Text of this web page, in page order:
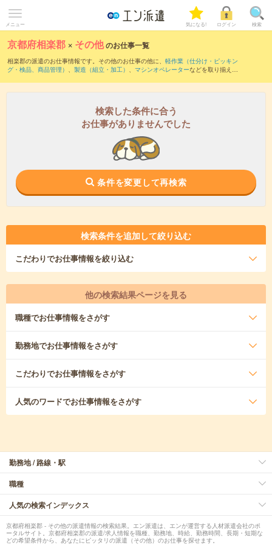
メニュー 気になる! ログイン 検索
京都府相楽郡 × その他のお仕事一覧
相楽郡の派遣のお仕事情報です。その他のお仕事の他に、 軽作業（仕分け・ピッキン
グ・検品、商品管理） 、 製造（組立・加工） 、 マシンオペレーターなどを取り揃えて
検索した条件に合う
お仕事がありませんでした
条件を変更して再検索
検索条件を追加して絞り込む
こだわりでお仕事情報を絞り込む
他の検索結果ページを見る
職種でお仕事情報をさがす
勤務地でお仕事情報をさがす
こだわりでお仕事情報をさがす
人気のワードでお仕事情報をさがす
勤務地 / 路線・駅
職種
人気の検索インデックス
京都府相楽郡 - その他の派遣情報の検索結果。エン派遣は、エンが運営する人材派遣会社のポ
ータルサイト。京都府相楽郡の派遣/求人情報を職種、勤務地、時給、勤務時間、長期・短期な
どの希望条件から、あなたにピッタリの派遣（その他）のお仕事を探せます。